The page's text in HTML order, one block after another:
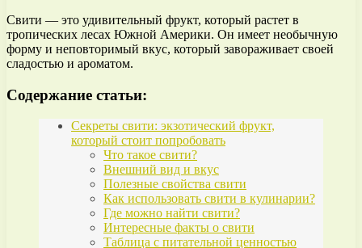
Свити — это удивительный фрукт, который растет в
тропических лесах Южной Америки. Он имеет необычную
форму и неповторимый вкус, который завораживает своей
сладостью и ароматом.
Содержание статьи:
Секреты свити: экзотический фрукт,
который стоит попробовать
Что такое свити?
Внешний вид и вкус
Полезные свойства свити
Как использовать свити в кулинарии?
Где можно найти свити?
Интересные факты о свити
Таблица с питательной ценностью